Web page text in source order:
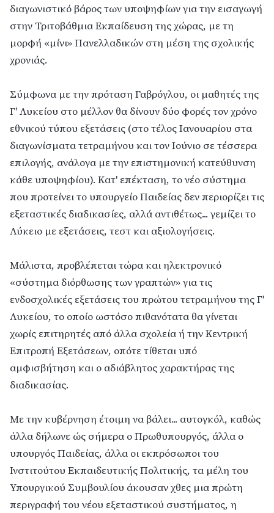
διαγωνιστικό βάρος των υποψηφίων για την εισαγωγή
στην Τριτοβάθμια Εκπαίδευση της χώρας, με τη
μορφή «μίνι» Πανελλαδικών στη μέση της σχολικής
χρονιάς.
Σύμφωνα με την πρόταση Γαβρόγλου, οι μαθητές της
Γ' Λυκείου στο μέλλον θα δίνουν δύο φορές τον χρόνο
εθνικού τύπου εξετάσεις (στο τέλος Ιανουαρίου στα
διαγωνίσματα τετραμήνου και τον Ιούνιο σε τέσσερα
επιλογής, ανάλογα με την επιστημονική κατεύθυνση
κάθε υποψηφίου). Κατ' επέκταση, το νέο σύστημα
που προτείνει το υπουργείο Παιδείας δεν περιορίζει τις
εξεταστικές διαδικασίες, αλλά αντιθέτως... γεμίζει το
Λύκειο με εξετάσεις, τεστ και αξιολογήσεις.
Μάλιστα, προβλέπεται τώρα και ηλεκτρονικό
«σύστημα διόρθωσης των γραπτών» για τις
ενδοσχολικές εξετάσεις του πρώτου τετραμήνου της Γ'
Λυκείου, το οποίο ωστόσο πιθανότατα θα γίνεται
χωρίς επιτηρητές από άλλα σχολεία ή την Κεντρική
Επιτροπή Εξετάσεων, οπότε τίθεται υπό
αμφισβήτηση και ο αδιάβλητος χαρακτήρας της
διαδικασίας.
Με την κυβέρνηση έτοιμη να βάλει... αυτογκόλ, καθώς
άλλα δήλωνε ώς σήμερα ο Πρωθυπουργός, άλλα ο
υπουργός Παιδείας, άλλα οι εκπρόσωποι του
Ινστιτούτου Εκπαιδευτικής Πολιτικής, τα μέλη του
Υπουργικού Συμβουλίου άκουσαν χθες μια πρώτη
περιγραφή του νέου εξεταστικού συστήματος, η